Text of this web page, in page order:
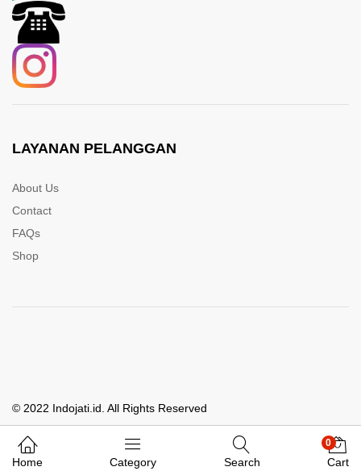
Whatsapp Kami
LAYANAN PELANGGAN
About Us
Contact
FAQs
Shop
© 2022 Indojati.id. All Rights Reserved
Home Category Search
0
Cart